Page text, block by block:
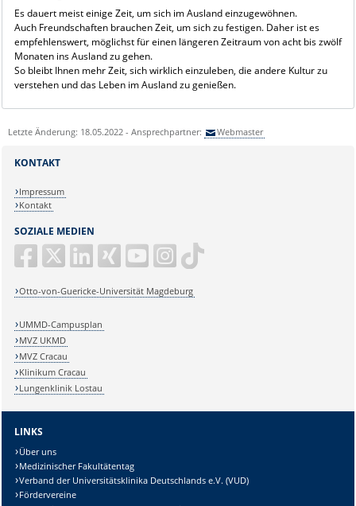
Es dauert meist einige Zeit, um sich im Ausland einzugewöhnen.
Auch Freundschaften brauchen Zeit, um sich zu festigen. Daher ist es
empfehlenswert, möglichst für einen längeren Zeitraum von acht bis zwölf
Monaten ins Ausland zu gehen.
So bleibt Ihnen mehr Zeit, sich wirklich einzuleben, die andere Kultur zu
verstehen und das Leben im Ausland zu genießen.
Letzte Änderung: 18.05.2022 - Ansprechpartner: Webmaster
SOZIALE MEDIEN
Otto-von-Guericke-Universität Magdeburg
KONTAKT
Impressum
Kontakt
UMMD-Campusplan
MVZ UKMD
MVZ Cracau
Klinikum Cracau
Lungenklinik Lostau
LINKS
Über uns
Medizinischer Fakultätentag
Verband der Universitätsklinika Deutschlands e.V. (VUD)
Fördervereine